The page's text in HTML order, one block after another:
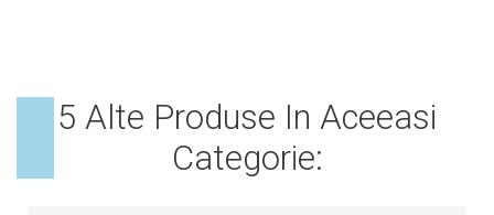
5 Alte Produse In Aceeasi
Categorie: